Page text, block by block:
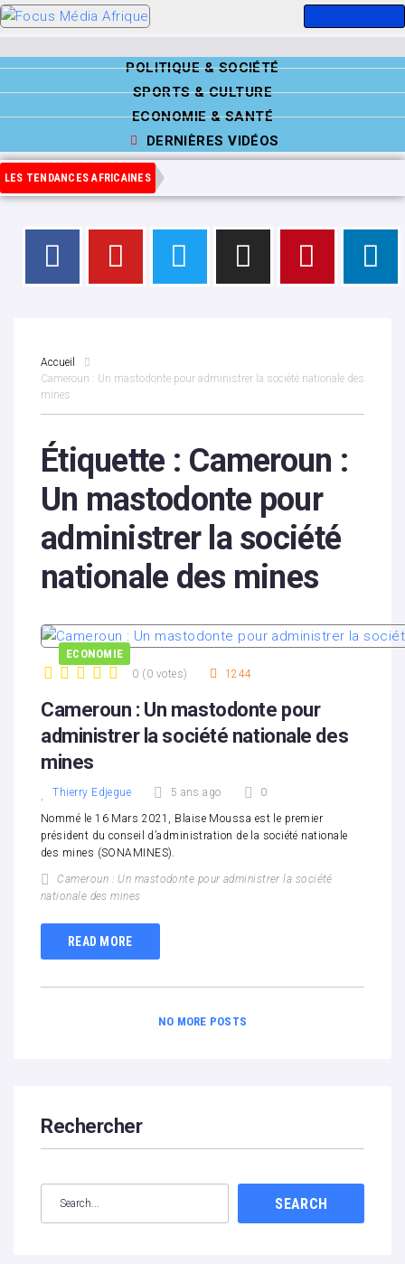
POLITIQUE & SOCIÉTÉ
SPORTS & CULTURE
ECONOMIE & SANTÉ
DERNIÈRES VIDÉOS
LES TENDANCES AFRICAINES
Accueil
Cameroun : Un mastodonte pour administrer la société nationale des
mines
Étiquette : Cameroun :
Un mastodonte pour
administrer la société
nationale des mines
ECONOMIE
0 ( 0 votes) 1244
Cameroun : Un mastodonte pour
administrer la société nationale des
mines
Thierry Edjegue 5 ans ago 0
Nommé le 16 Mars 2021, Blaise Moussa est le premier
président du conseil d’administration de la société nationale
des mines (SONAMINES).
Cameroun : Un mastodonte pour administrer la société
nationale des mines
READ MORE
NO MORE POSTS
Rechercher
SEARCH